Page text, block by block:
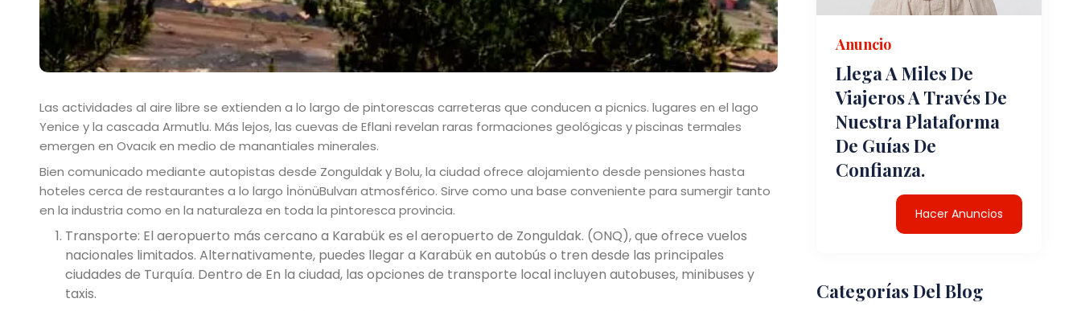
Las actividades al aire libre se extienden a lo largo de pintorescas carreteras que conducen a picnics. lugares en el lago
Yenice y la cascada Armutlu. Más lejos, las cuevas de Eflani revelan raras formaciones geológicas y piscinas termales
emergen en Ovacık en medio de manantiales minerales.
Bien comunicado mediante autopistas desde Zonguldak y Bolu, la ciudad ofrece alojamiento desde pensiones hasta
hoteles cerca de restaurantes a lo largo İnönüBulvarı atmosférico. Sirve como una base conveniente para sumergir tanto
en la industria como en la naturaleza en toda la pintoresca provincia.
Transporte: El aeropuerto más cercano a Karabük es el aeropuerto de Zonguldak. (ONQ), que ofrece vuelos
nacionales limitados. Alternativamente, puedes llegar a Karabük en autobús o tren desde las principales
ciudades de Turquía. Dentro de En la ciudad, las opciones de transporte local incluyen autobuses, minibuses y
taxis.
Anuncio
Llega A Miles De
Viajeros A Través De
Nuestra Plataforma
De Guías De
Confianza.
Hacer Anuncios
Categorías Del Blog